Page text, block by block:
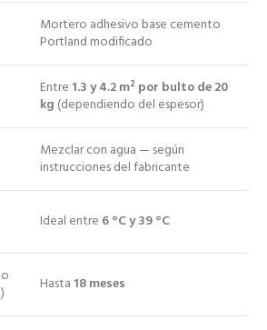
Mortero adhesivo base cemento
Portland modificado
Entre 1.3 y 4.2 m² por bulto de 20
kg (dependiendo del espesor)
Mezclar con agua — según
instrucciones del fabricante
Ideal entre 6 °C y 39 °C
Hasta 18 meses